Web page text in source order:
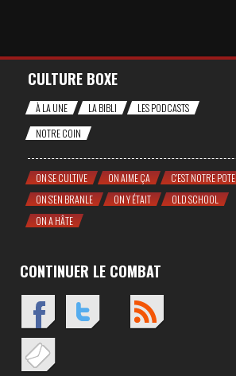
CULTURE BOXE
À LA UNE LA BIBLI
LES PODCASTS
NOTRE COIN
ON SE CULTIVE ON AIME ÇA
C'EST NOTRE POTE
ON S'EN BRANLE
ON Y ÉTAIT
OLD SCHOOL
ON A HÂTE
CONTINUER LE COMBAT